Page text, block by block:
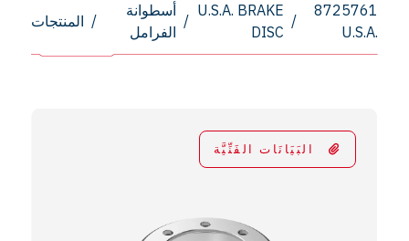
المنتجات /
أسطوانة
الفرامل
/
U.S.A. BRAKE
DISC
/
8725761
U.S.A.
البَيَانَات الفَنِّيَّة